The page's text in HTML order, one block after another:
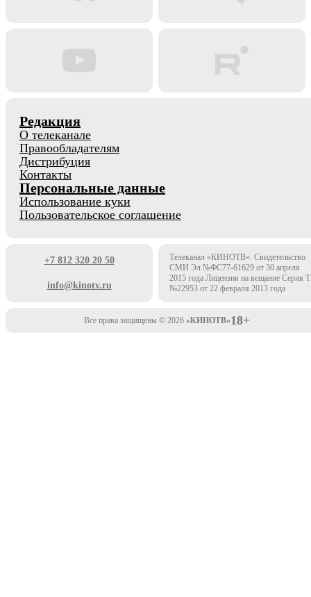
Редакция
О телеканале
Правообладателям
Дистрибуция
Контакты
Персональные данные
Использование куки
Пользовательское соглашение
+7 812 320 20 50
info@kinotv.ru
Телеканал «КИНОТВ». Свидетельство
СМИ Эл №ФС77-61629 от 30 апреля
2015 года Лицензия на вещание Серия
№22953 от 22 февраля 2013 года
Все права защищены © 2026 «КИНОТВ»18+